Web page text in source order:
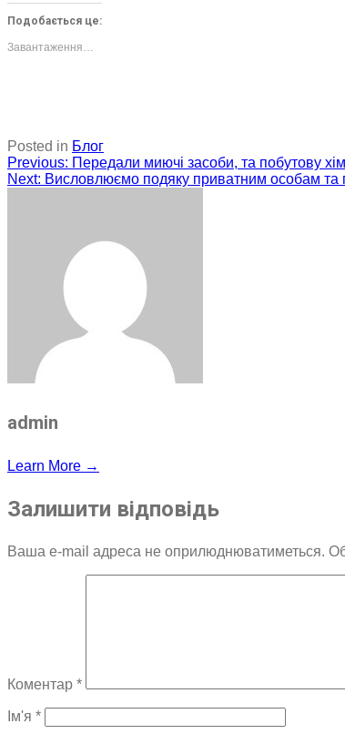
Подобається це:
Завантаження…
Posted in Блог
Навігація
Previous: Передали миючі засоби, та побутову
Next: Висловлюємо подяку приватним особам та
admin
Learn More →
Залишити відповідь
Ваша e-mail адреса не оприлюднюватиметься.
Коментар *
Ім'я *